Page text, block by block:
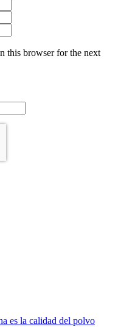
this browser for the next
es la calidad del polvo